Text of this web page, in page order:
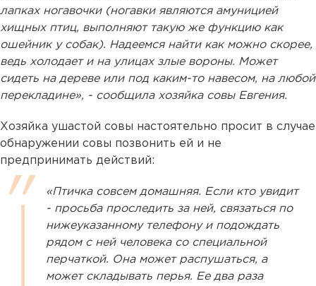
лапках ногавочки (ногавки являются амуницией
хищных птиц, выполняют такую же функцию как
ошейник у собак). Надеемся найти как можно скорее,
ведь холодает и на улицах злые вороны. Может
сидеть на дереве или под каким-то навесом, на любой
перекладине», - сообщила хозяйка совы Евгения.
Хозяйка ушастой совы настоятельно просит в случае
обнаружении совы позвонить ей и не
предпринимать действий:
«Птичка совсем домашняя. Если кто увидит
- просьба проследить за ней, связаться по
нижеуказанному телефону и подождать
рядом с ней человека со специальной
перчаткой. Она может распушаться, а
может складывать перья. Ее два раза